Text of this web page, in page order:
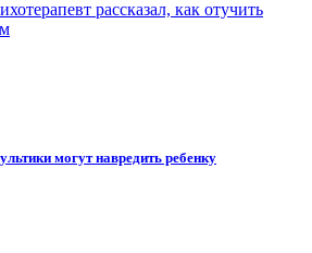
рассказал, как отучить
могут навредить ребенку